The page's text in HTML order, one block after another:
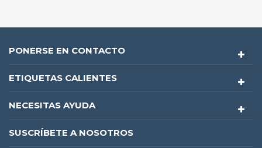
PONERSE EN CONTACTO
ETIQUETAS CALIENTES
NECESITAS AYUDA
SUSCRÍBETE A NOSOTROS